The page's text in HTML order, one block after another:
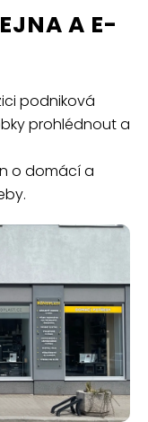
A E-
podniková
prohlédnout a
o domácí a